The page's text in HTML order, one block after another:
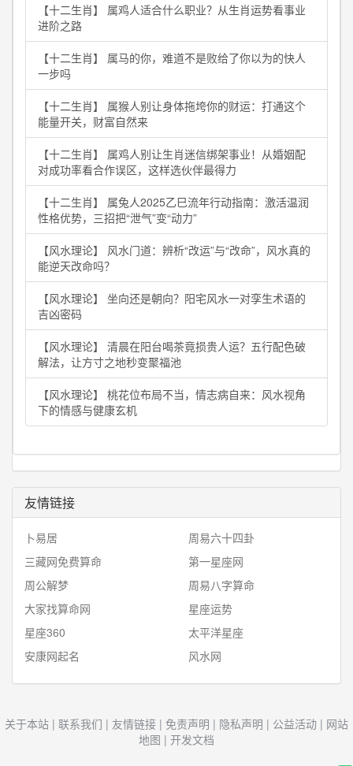
【十二生肖】 属鸡人适合什么职业？从生肖运势看事业
进阶之路
【十二生肖】 属马的你，难道不是败给了你以为的快人
一步吗
【十二生肖】 属猴人别让身体拖垮你的财运：打通这个
能量开关，财富自然来
【十二生肖】 属鸡人别让生肖迷信绑架事业！从婚姻配
对成功率看合作误区，这样选伙伴最得力
【十二生肖】 属兔人2025乙巳流年行动指南：激活温润
性格优势，三招把“泄气”变“动力”
【风水理论】 风水门道：辨析“改运”与“改命”，风水真的
能逆天改命吗？
【风水理论】 坐向还是朝向？阳宅风水一对孪生术语的
吉凶密码
【风水理论】 清晨在阳台喝茶竟损贵人运？五行配色破
解法，让方寸之地秒变聚福池
【风水理论】 桃花位布局不当，情志病自来：风水视角
下的情感与健康玄机
友情链接
卜易居
周易六十四卦
三藏网免费算命
第一星座网
周公解梦
周易八字算命
大家找算命网
星座运势
星座360
太平洋星座
安康网起名
风水网
关于本站 | 联系我们 | 友情链接 | 免责声明 | 隐私声明 | 公益活动 | 网站
地图 | 开发文档